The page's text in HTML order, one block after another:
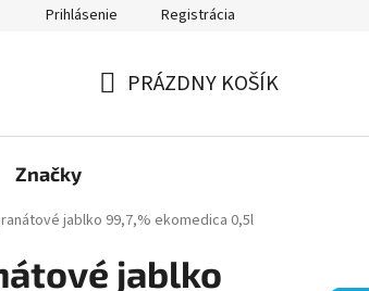
Prihlásenie Registrácia
PRÁZDNY KOŠÍK
Značky
jablko 99,7,% ekomedica 0,5l
jablko